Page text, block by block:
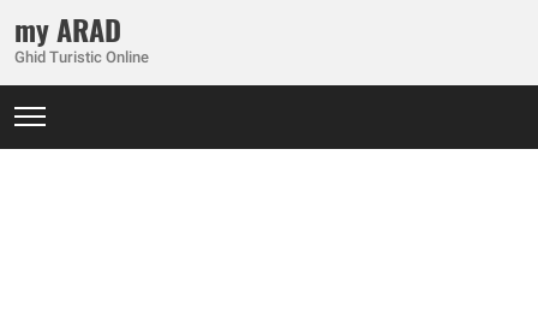
my ARAD
Ghid Turistic Online